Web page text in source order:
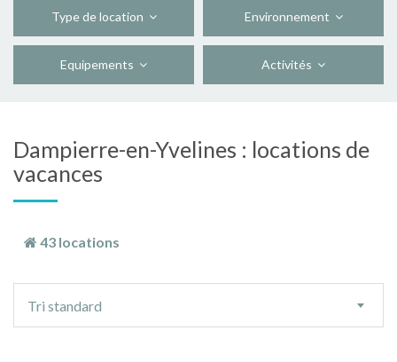
Type de location Environnement
Equipements Activités
Dampierre-en-Yvelines : locations de
vacances
43 locations
tri
Tri standard